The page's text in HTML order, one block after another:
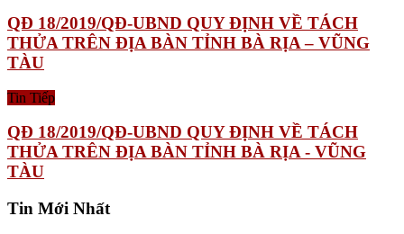
QĐ 18/2019/QĐ-UBND QUY ĐỊNH VỀ TÁCH
THỬA TRÊN ĐỊA BÀN TỈNH BÀ RỊA – VŨNG
TÀU
Tin Tiếp
QĐ 18/2019/QĐ-UBND QUY ĐỊNH VỀ TÁCH
THỬA TRÊN ĐỊA BÀN TỈNH BÀ RỊA - VŨNG
TÀU
Tin Mới Nhất